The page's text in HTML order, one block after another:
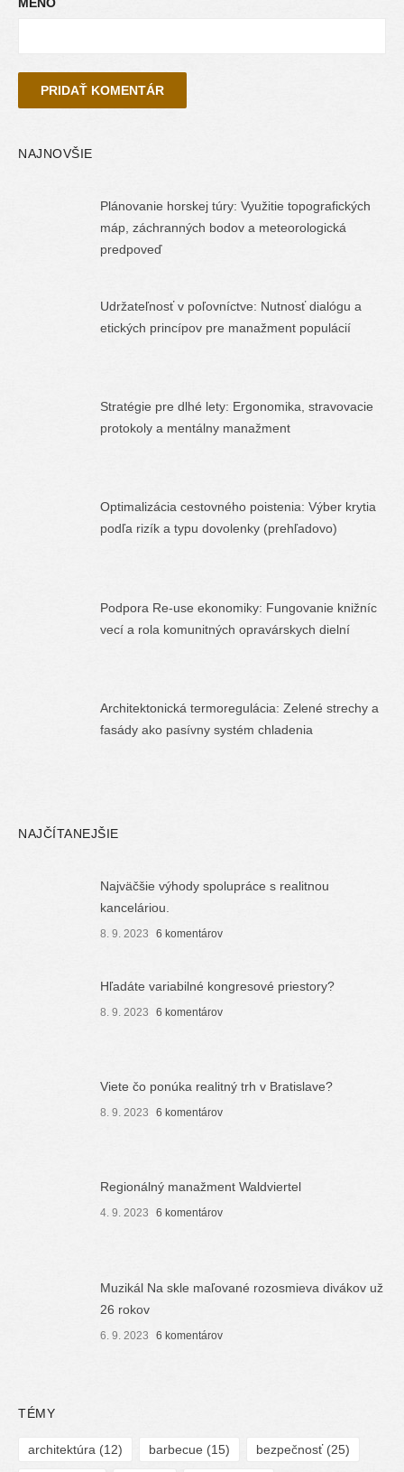
NAJNOVŠIE
Plánovanie horskej túry: Využitie topografických
máp, záchranných bodov a meteorologická
predpoveď
Udržateľnosť v poľovníctve: Nutnosť dialógu a
etických princípov pre manažment populácií
Stratégie pre dlhé lety: Ergonomika, stravovacie
protokoly a mentálny manažment
Optimalizácia cestovného poistenia: Výber krytia
podľa rizík a typu dovolenky (prehľadovo)
Podpora Re-use ekonomiky: Fungovanie knižníc
vecí a rola komunitných opravárskych dielní
Architektonická termoregulácia: Zelené strechy a
fasády ako pasívny systém chladenia
NAJČÍTANEJŠIE
Najväčšie výhody spolupráce s realitnou
kanceláriou.
8. 9. 2023 6 komentárov
Hľadáte variabilné kongresové priestory?
8. 9. 2023 6 komentárov
Viete čo ponúka realitný trh v Bratislave?
8. 9. 2023 6 komentárov
Regionálný manažment Waldviertel
4. 9. 2023 6 komentárov
Muzikál Na skle maľované rozosmieva divákov už
26 rokov
6. 9. 2023 6 komentárov
TÉMY
architektúra (12) barbecue (15) bezpečnosť(25)